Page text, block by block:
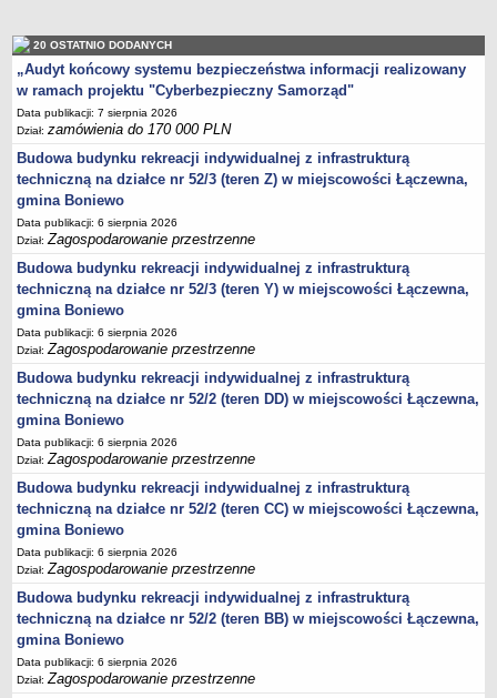
Rada gminy
Urząd gminy
Wójt
Jednostki organizacyjne
jednostki pomocnicze /sołectwa Gminy Boniewo/
Gminne Instytucje Kultury
Nabór pracowników na stanowiska pracy
Deklaracja dostępności strony internetowej Urzędu Gminy Boniewo
RODO
REJESTRY
Rejestry i ewidencje
Rejestr działalności regulowanej
Ewidencja udzielonych i cofniętych zezwoleń na prowadzenie
Zbiorowego Zaopatrzenia w Wodę i Zbiorowego Odprowadzania
Ścieków
Rejestr Instytucji Kultury
Zestawienie przedsiębiorców w zakresie opróżniania zbiorników
bezodpływowych lub osadników
AKTUALNOŚCI GMINY BONIEWO
Majątek gminy
Budżet
sprawozdania z wykonania budżetu
Plan postępowań o udzielenie zamówień na rok 2025
20 OSTATNIO DODANYCH
„Audyt końcowy systemu bezpieczeństwa informacji realizowany
w ramach projektu "Cyberbezpieczny Samorząd"
Data publikacji: 7 sierpnia 2026
Dział:zamówienia do 170 000 PLN
Budowa budynku rekreacji indywidualnej z infrastrukturą
techniczną na działce nr 52/3 (teren Z) w miejscowości Łączewna,
gmina Boniewo
Data publikacji: 6 sierpnia 2026
Dział:Zagospodarowanie przestrzenne
Budowa budynku rekreacji indywidualnej z infrastrukturą
techniczną na działce nr 52/3 (teren Y) w miejscowości Łączewna,
gmina Boniewo
Data publikacji: 6 sierpnia 2026
Dział:Zagospodarowanie przestrzenne
Budowa budynku rekreacji indywidualnej z infrastrukturą
techniczną na działce nr 52/2 (teren DD) w miejscowości Łączewna,
gmina Boniewo
Data publikacji: 6 sierpnia 2026
Dział:Zagospodarowanie przestrzenne
Budowa budynku rekreacji indywidualnej z infrastrukturą
techniczną na działce nr 52/2 (teren CC) w miejscowości Łączewna,
gmina Boniewo
Data publikacji: 6 sierpnia 2026
Dział:Zagospodarowanie przestrzenne
Budowa budynku rekreacji indywidualnej z infrastrukturą
techniczną na działce nr 52/2 (teren BB) w miejscowości Łączewna,
gmina Boniewo
Data publikacji: 6 sierpnia 2026
Dział:Zagospodarowanie przestrzenne